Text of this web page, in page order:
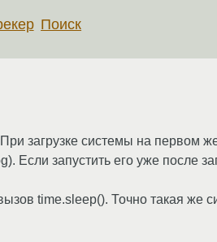
Поиск
загрузке системы на первом
запустить его уже после
time.sleep(). Точно такая же